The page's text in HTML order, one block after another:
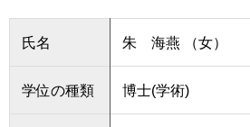
氏名 朱 海燕 （女）
学位の種類 博士(学術)